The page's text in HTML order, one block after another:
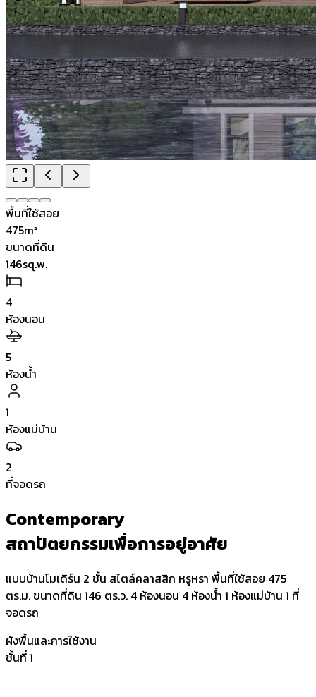
พื้นที่ใช้สอย
475m²
ขนาดที่ดิน
146sq.w.
4
ห้องนอน
5
ห้องน้ำ
1
ห้องแม่บ้าน
2
ที่จอดรถ
Contemporary
สถาปัตยกรรมเพื่อการอยู่อาศัย
แบบบ้านโมเดิร์น 2 ชั้น สไตล์คลาสสิก หรูหรา พื้นที่ใช้สอย 475
ตร.ม. ขนาดที่ดิน 146 ตร.ว. 4 ห้องนอน 4 ห้องน้ำ 1 ห้องแม่บ้าน 1 ที่
จอดรถ
ผังพื้นและการใช้งาน
ชั้นที่ 1